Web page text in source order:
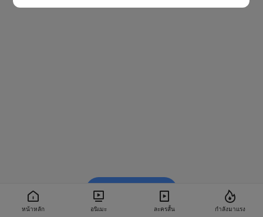
หน้าหลัก อนิเมะ ละครสั้น กำลังมาแรง
รับชมใน BiliBili